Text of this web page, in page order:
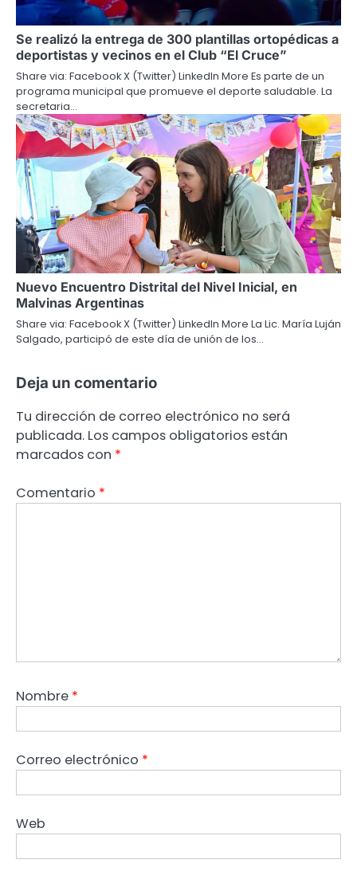
Se realizó la entrega de 300 plantillas ortopédicas a
deportistas y vecinos en el Club “El Cruce”
Share via: Facebook X (Twitter) LinkedIn More Es parte de un
programa municipal que promueve el deporte saludable. La
secretaria…
Nuevo Encuentro Distrital del Nivel Inicial, en
Malvinas Argentinas
Share via: Facebook X (Twitter) LinkedIn More La Lic. María Luján
Salgado, participó de este día de unión de los…
Deja un comentario
Tu dirección de correo electrónico no será
publicada. Los campos obligatorios están
marcados con *
Comentario *
Nombre *
Correo electrónico *
Web